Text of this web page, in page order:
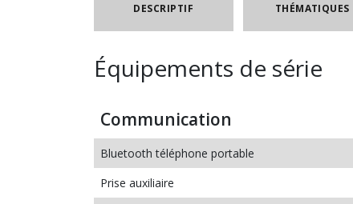
DESCRIPTIF THÉMATIQUES
Équipements de série
Communication
Bluetooth téléphone portable
Prise auxiliaire